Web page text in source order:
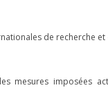
de recherche
mesures imposées